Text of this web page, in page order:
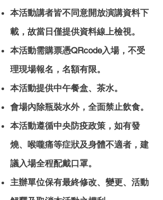
​本活動講者皆不同意開放演講資料下
載，故當日僅提供資料線上檢視。
本活動需購票憑QRcode入場，不受
理現場報名，名額有限。
本活動提供中午餐盒、茶水。
會場內除瓶裝水外，全面禁止飲食。
本活動遵循中央防疫政策，如有發
燒、喉嚨痛等症狀及身體不適者，建
議入場全程配戴口罩。
主辦單位保有最終修改、變更、活動